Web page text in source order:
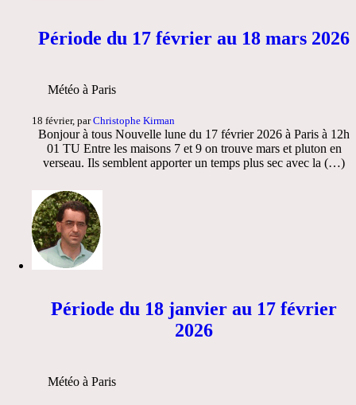
Période du 17 février au 18 mars 2026
Météo à Paris
18 février, parChristophe Kirman
Bonjour à tous Nouvelle lune du 17 février 2026 à Paris à 12h
01 TU Entre les maisons 7 et 9 on trouve mars et pluton en
verseau. Ils semblent apporter un temps plus sec avec la (…)
Période du 18 janvier au 17 février
2026
Météo à Paris